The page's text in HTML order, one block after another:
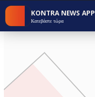
KONTRA NEWS APP
Κατεβάστε τώρα